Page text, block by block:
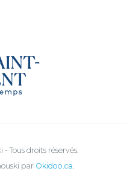
Tous droits réservés.
par Okidoo.ca